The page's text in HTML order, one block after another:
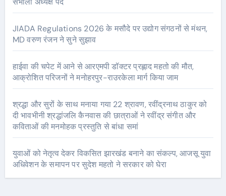
JIADA Regulations 2026 के मसौदे पर उद्योग संगठनों से मंथन,
MD वरुण रंजन ने सुने सुझाव
हाईवा की चपेट में आने से आरएमपी डॉक्टर प्रह्लाद महतो की मौत,
आक्रोशित परिजनों ने मनोहरपुर-राउरकेला मार्ग किया जाम
श्रद्धा और सुरों के साथ मनाया गया 22 श्रावण, रवींद्रनाथ ठाकुर को
दी भावभीनी श्रद्धांजलि कैनवास की छात्राओं ने रवींद्र संगीत और
कविताओं की मनमोहक प्रस्तुति से बांधा समां
युवाओं को नेतृत्व देकर विकसित झारखंड बनाने का संकल्प, आजसू युवा
अधिवेशन के समापन पर सुदेश महतो ने सरकार को घेरा